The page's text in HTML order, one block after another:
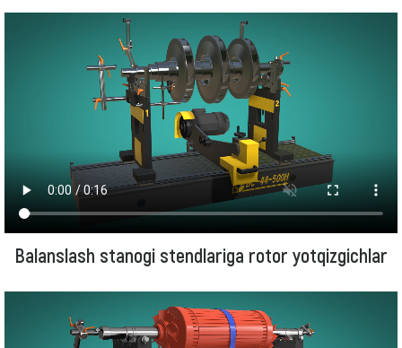
Balanslash stanogi stendlariga rotor yotqizgichlar